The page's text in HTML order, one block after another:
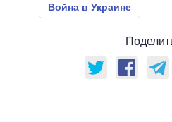
Война в Украине